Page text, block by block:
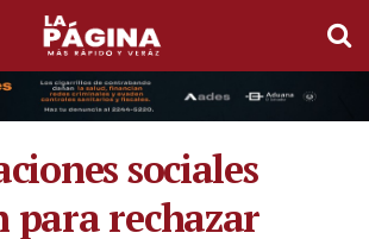
sociales
para rechazar